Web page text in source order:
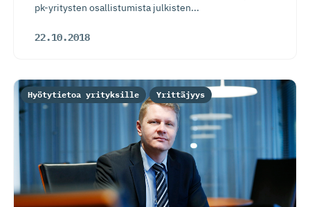
pk-yritysten osallistumista julkisten...
22.10.2018
Hyötytietoa yrityksille Yrittäjyys